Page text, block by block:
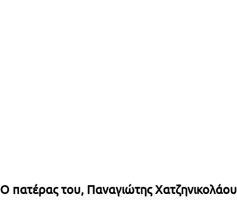
Ο πατέρας του, Παναγιώτης Χατζηνικολάου